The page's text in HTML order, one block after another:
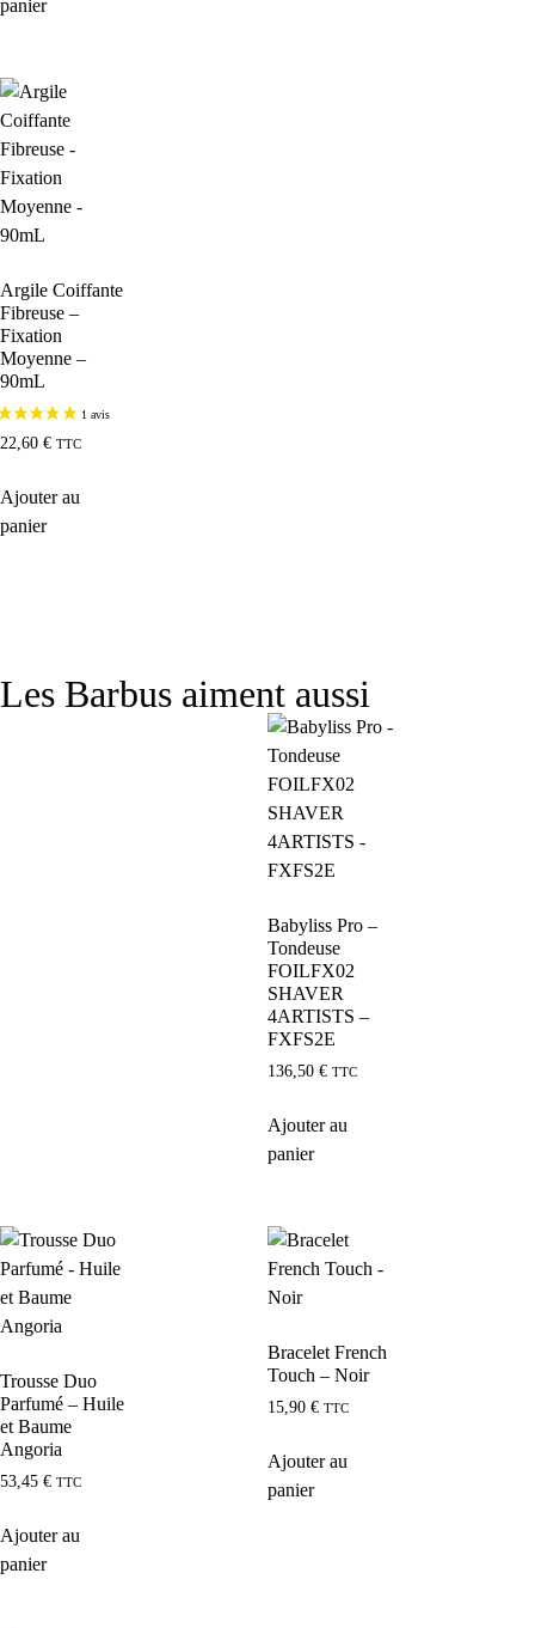
panier
Argile Coiffante
Fibreuse –
Fixation
Moyenne –
90mL
22,60 € TTC
Ajouter au
panier
Les Barbus aiment aussi
Babyliss Pro –
Tondeuse
FOILFX02
SHAVER
4ARTISTS –
FXFS2E
136,50 € TTC
Ajouter au
panier
Trousse Duo
Parfumé – Huile
et Baume
Angoria
53,45 € TTC
Ajouter au
panier
Bracelet French
Touch – Noir
15,90 € TTC
Ajouter au
panier